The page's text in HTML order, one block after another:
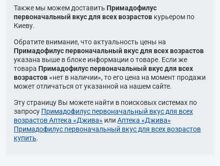
Также мы можем доставить Примадофилус
первоначальный вкус для всех возрастов курьером по
Киеву.
Обратите внимание, что актуальность цены на
Примадофилус первоначальный вкус для всех возрастов
указана выше в блоке информации о товаре. Если же
товара Примадофилус первоначальный вкус для всех
возрастов«нет в наличии», то его цена на момент продажи
может отличаться от указанной на нашем сайте.
Эту страницу Вы можете найти в поисковых системах по
запросу Примадофилус первоначальный вкус для всех
возрастов Аптека «Джива» или Аптека «Джива»
Примадофилус первоначальный вкус для всех возрастов
купить.